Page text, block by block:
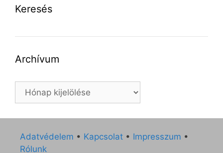
Keresés
Archívum
Archívum
Adatvédelem • Kapcsolat • Impresszum •
Rólunk